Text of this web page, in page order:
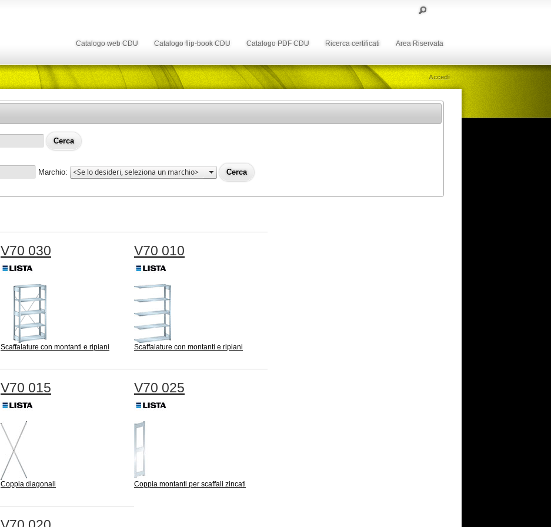
Catalogo web CDU Catalogo flip-book CDU Catalogo PDF CDU Ricerca certificati Area Riservata
Accedi
Marchio:
V70 030
Scaffalature con montanti e ripiani
V70 010
Scaffalature con montanti e ripiani
V70 015
Coppia diagonali
V70 025
Coppia montanti per scaffali zincati